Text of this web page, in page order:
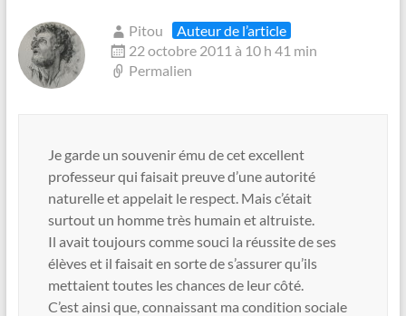
Pitou
Auteur de l’article
22 octobre 2011 à 10 h 41 min
Permalien
Je garde un souvenir ému de cet excellent
professeur qui faisait preuve d’une autorité
naturelle et appelait le respect. Mais c’était
surtout un homme très humain et altruiste.
Il avait toujours comme souci la réussite de ses
élèves et il faisait en sorte de s’assurer qu’ils
mettaient toutes les chances de leur côté.
C’est ainsi que, connaissant ma condition sociale